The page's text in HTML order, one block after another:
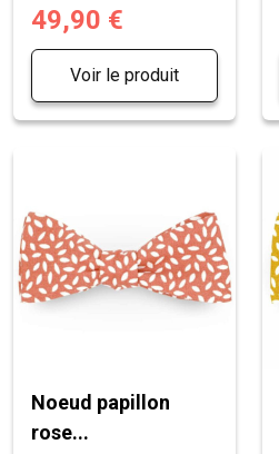
49,90 €
Voir le produit
Noeud papillon
rose...